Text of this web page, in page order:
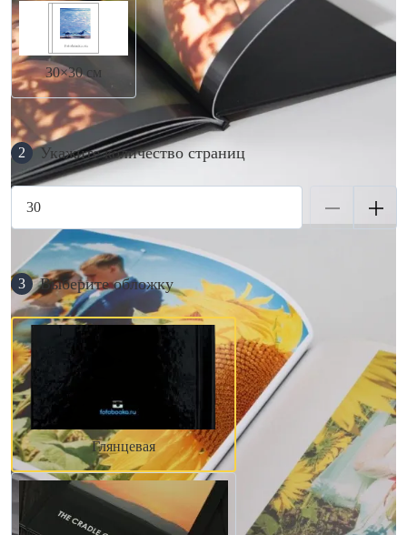
30×30 см
2 Укажите количество страниц
3 Выберите обложку
Глянцевая